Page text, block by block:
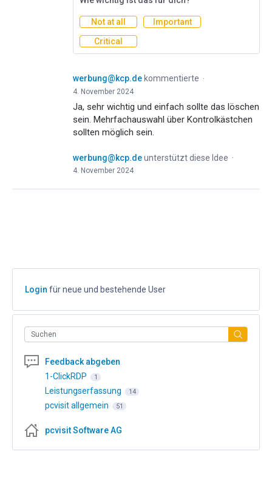
Not at all
Important
Critical
werbung@kcp.de kommentierte ·
4. November 2024
Ja, sehr wichtig und einfach sollte das löschen
sein. Mehrfachauswahl über Kontrolkästchen
sollten möglich sein.
werbung@kcp.deunterstützt diese Idee ·
4. November 2024
Login für neue und bestehende User
Suchen
Feedback abgeben
1-ClickRDP
1
Leistungserfassung 14
pcvisit allgemein 51
pcvisit Software AG